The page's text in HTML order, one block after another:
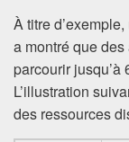
À titre
a montré que
parcourir
L’illustration
des ressources